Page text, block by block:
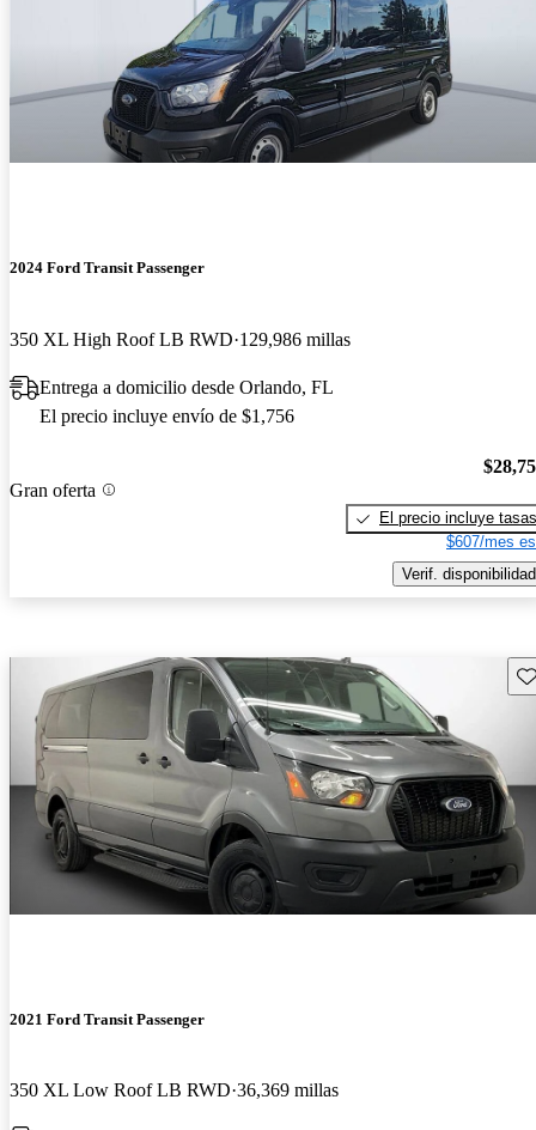
2024 Ford Transit Passenger
350 XL High Roof LB RWD 129,986 millas
Entrega a domicilio desde Orlando, FL
El precio incluye envío de $1,756
Gran oferta
El precio incluye tasas
$607/mes
Verif. disponibilidad
2021 Ford Transit Passenger
350 XL Low Roof LB RWD 36,369 millas